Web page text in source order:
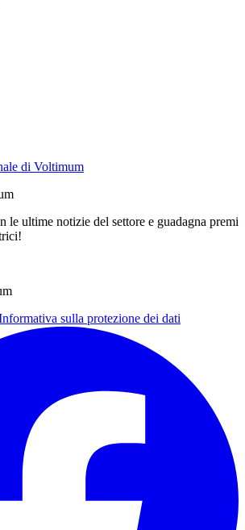
di Voltimum
le ultime notizie del settore e guadagna premi
sulla protezione dei dati